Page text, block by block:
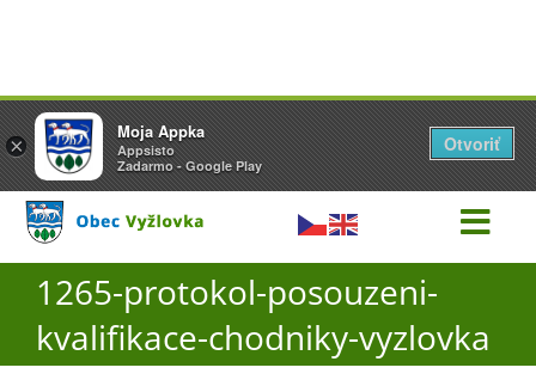
Přeskočit
na
obsah
1265-protokol-posouzeni-kvalifikace-chodniky-vyzlovka
Úřad
O obci
1265-protokol-posouzeni-
kvalifikace-chodniky-vyzlovka
×
Vyžlovka
AppSisto
- In Google Play
Otevřít
×
Moja Appka
Appsisto
Zadarmo - Google Play
Otvoriť